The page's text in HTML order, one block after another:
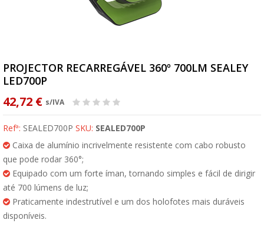
PROJECTOR RECARREGÁVEL 360º 700LM SEALEY
LED700P
42,72 € s/IVA
Refª: SEALED700P SKU: SEALED700P
Caixa de alumínio incrivelmente resistente com cabo robusto
que pode rodar 360°;
Equipado com um forte íman, tornando simples e fácil de dirigir
até 700 lúmens de luz;
Praticamente indestrutível e um dos holofotes mais duráveis
disponíveis.